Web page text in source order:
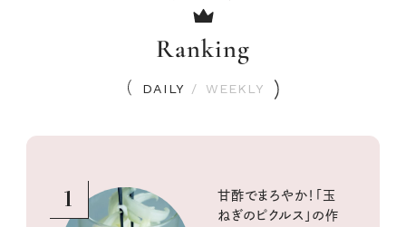
Ranking
DAILY / WEEKLY
1
甘酢でまろやか！「玉
ねぎのピクルス」の作